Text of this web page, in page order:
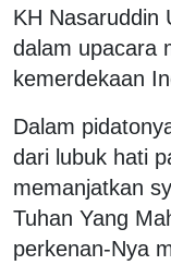
KH Nasaruddin
dalam upacara
kemerdekaan
Dalam
dari lubuk hati
memanjatkan
Tuhan Yang
perkenan-Nya